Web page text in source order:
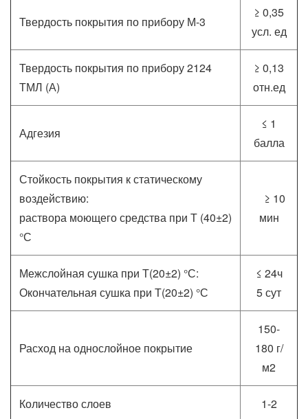
Твердость покрытия по прибору М-3
≥ 0,35
усл. ед
Твердость покрытия по прибору 2124
ТМЛ (А)
≥ 0,13
отн.ед
Адгезия
≤ 1
балла
Стойкость покрытия к статическому
воздействию:
раствора моющего средства при Т (40±2)
°С
≥ 10
мин
Межслойная сушка при Т(20±2) °С:
Окончательная сушка при Т(20±2) °С
≤ 24ч
5 сут
Расход на однослойное покрытие
150-
180 г/
м2
Количество слоев 1-2